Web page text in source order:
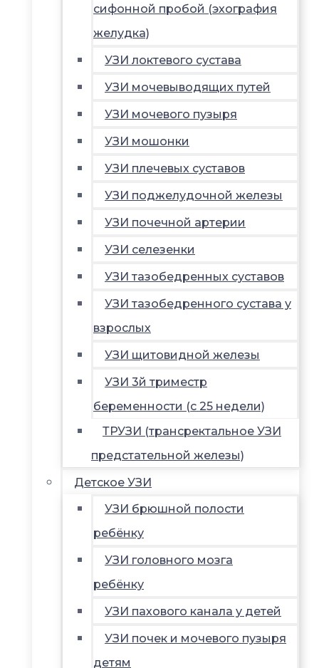
сифонной пробой (эхография
желудка)
УЗИ локтевого сустава
УЗИ мочевыводящих путей
УЗИ мочевого пузыря
УЗИ мошонки
УЗИ плечевых суставов
УЗИ поджелудочной железы
УЗИ почечной артерии
УЗИ селезенки
УЗИ тазобедренных суставов
УЗИ тазобедренного сустава у
взрослых
УЗИ щитовидной железы
УЗИ 3й триместр
беременности (с 25 недели)
ТРУЗИ (трансректальное УЗИ
предстательной железы)
Детское УЗИ
УЗИ брюшной полости
ребёнку
УЗИ головного мозга
ребёнку
УЗИ пахового канала у детей
УЗИ почек и мочевого пузыря
детям